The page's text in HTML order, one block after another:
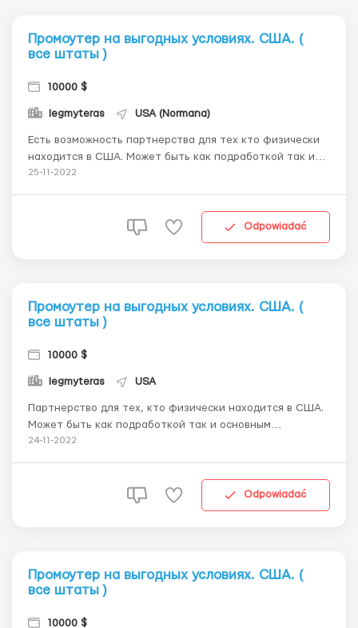
Промоутер на выгодных условиях. США. (
все штаты )
10000 $
legmyteras USA (Normana)
Есть возможность партнерства для тех кто физически
находится в США. Может быть как подработкой так и
основным заработком. Мы занимаемся продажей мед
оф лайн. Как это работает ? Мы даём вам флаер
25-11-2022
Odpowiadać
Промоутер на выгодных условиях. США. (
все штаты )
10000 $
legmyteras USA
Партнерство для тех, кто физически находится в США.
Может быть как подработкой так и основным
заработком. Мы занимаемся продажей мед препаратов
работает ? Мы даём вам флаер (листовку) в
24-11-2022
Odpowiadać
Промоутер на выгодных условиях. США. (
все штаты )
10000 $